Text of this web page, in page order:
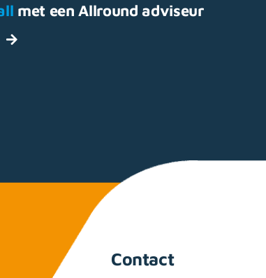
met een Allround adviseur
Contact